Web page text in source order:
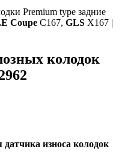
Premium type задние
Coupe C167, GLS X167 |
колодок
датчика износа колодок